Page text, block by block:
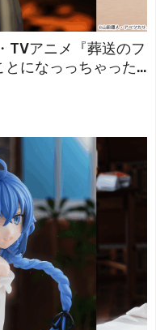
TVアニメ『葬送のフ
になっっちゃった